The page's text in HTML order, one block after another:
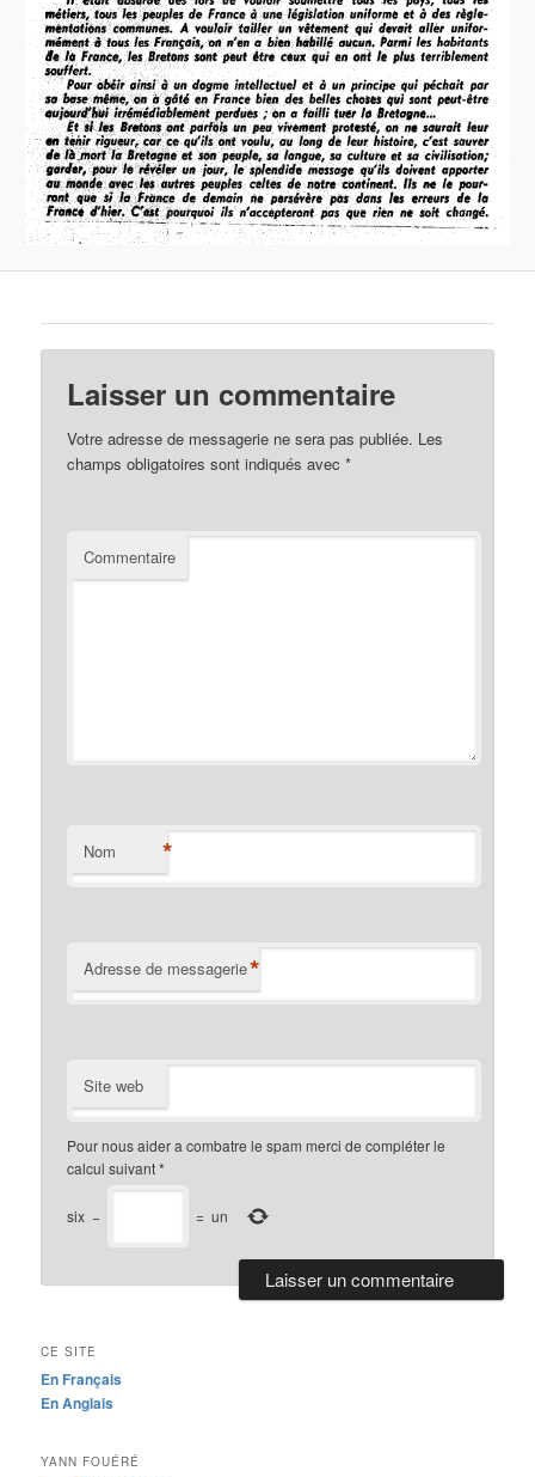
Laisser un commentaire
Votre adresse de messagerie ne sera pas publiée. Les
champs obligatoires sont indiqués avec*
Commentaire
Nom *
Adresse de messagerie*
Site web
Pour nous aider a combatre le spam merci de compléter le
calcul suivant*
six − = un
CE SITE
En Français
En Anglais
YANN FOUÉRÉ